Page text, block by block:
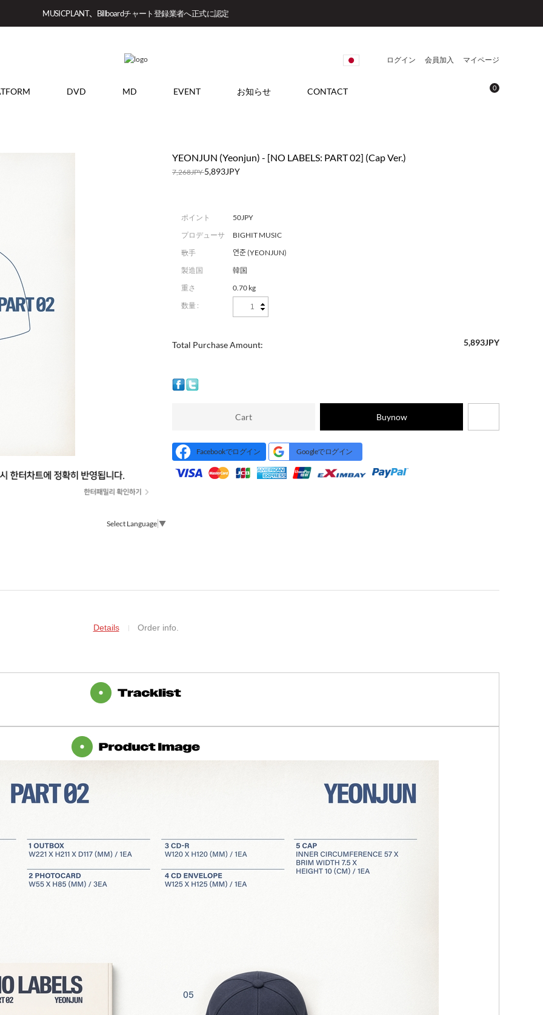
MUSICPLANT、Billboardチャート登録業者へ正式に認定
ログイン 会員加入 マイページ
DVD MD EVENT お知らせ CONTACT 0
YEONJUN (Yeonjun) - [NO LABELS: PART 02] (Cap Ver.)
7,268JPY5,893JPY
ポイント
50JPY
プロデューサ
ー
BIGHIT MUSIC
歌手
연준 (YEONJUN)
製造国
韓国
重さ
0.70 kg
数量 :
Total Purchase Amount: 5,893JPY
Cart Buynow
Facebookでログイン Googleでログイン
Select Language ▼
Details Order info.